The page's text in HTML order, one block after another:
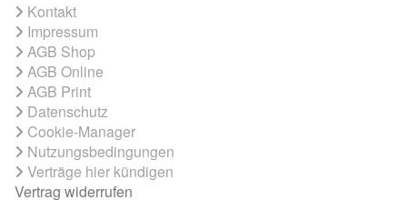
Kontakt
Impressum
AGB Shop
AGB Online
AGB Print
Datenschutz
Cookie-Manager
Nutzungsbedingungen
Verträge hier kündigen
Vertrag widerrufen